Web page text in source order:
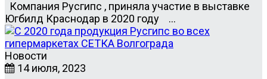
Компания Русгипс , приняла участие в выставке
Югбилд Краснодар в 2020 году …
Новости
14 июля, 2023